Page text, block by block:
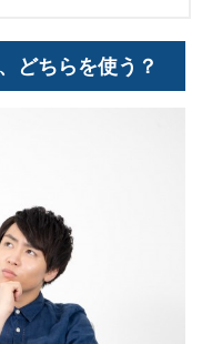
どちらを使う？